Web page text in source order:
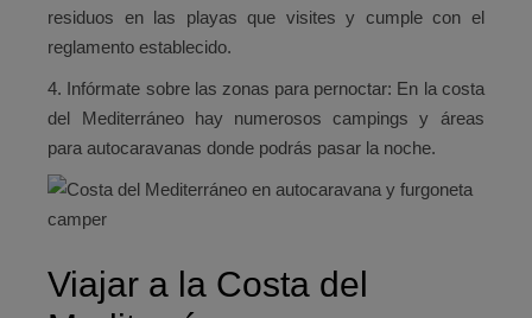
residuos en las playas que visites y cumple con el
reglamento establecido.
4. Infórmate sobre las zonas para pernoctar: En la costa
del Mediterráneo hay numerosos campings y áreas
para autocaravanas donde podrás pasar la noche.
Viajar a la Costa del